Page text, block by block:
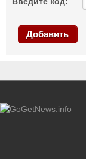
Добавить